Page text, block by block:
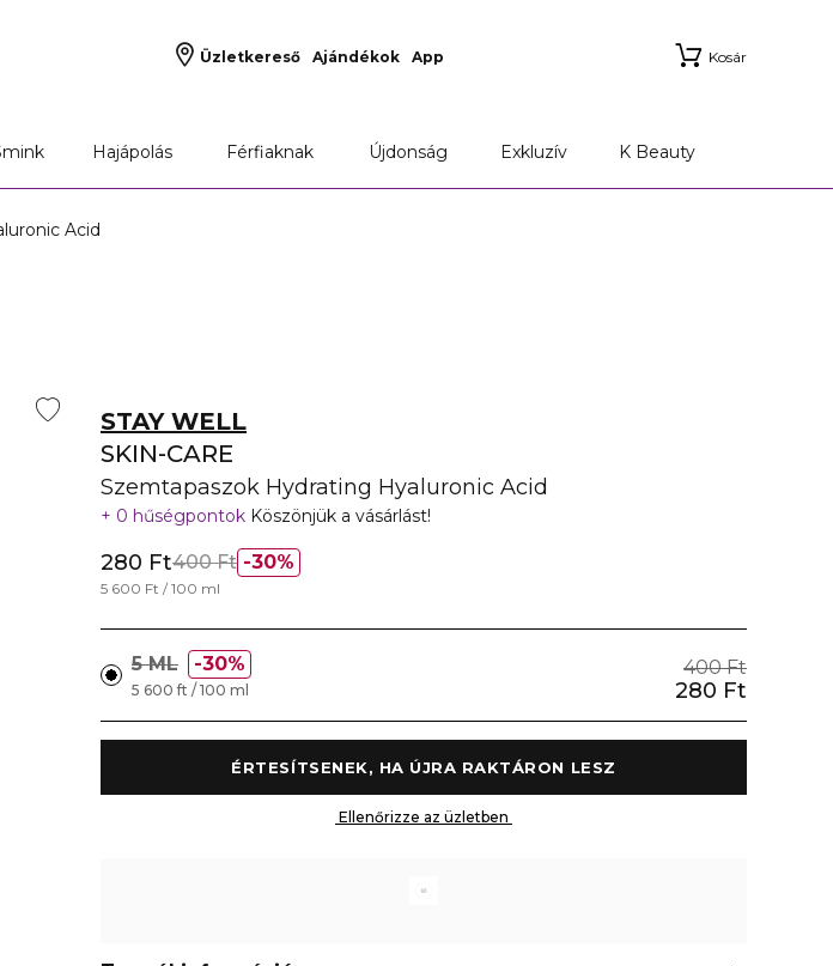
Üzletkereső Ajándékok App Kosár
Hajápolás Férfiaknak Újdonság Exkluzív K Beauty
Acid
STAY WELL
SKIN-CARE
Szemtapaszok Hydrating Hyaluronic Acid
0 hűségpontok Köszönjük a vásárlást!
30%
280 Ft400 Ft
5 600 Ft / 100 ml
5 ML 30% 400 Ft
280 Ft
5 600 ft / 100 ml